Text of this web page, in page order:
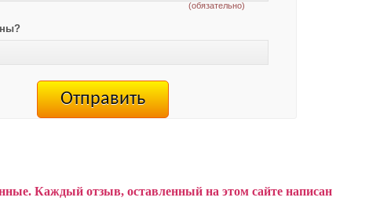
(обязательно)
Каждый отзыв, оставленный на этом сайте написан